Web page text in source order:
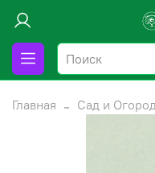
Главная Сад и